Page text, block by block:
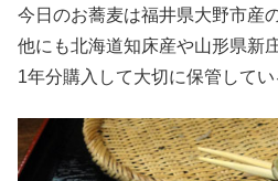
今日のお蕎麦は福井県大野市産
他にも北海道知床産や山形県新
1年分購入して大切に保管してい